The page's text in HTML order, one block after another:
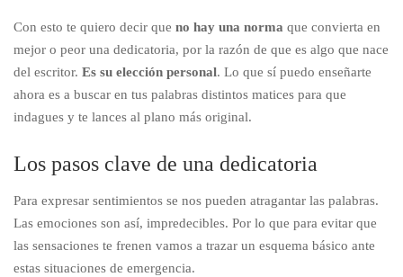
Con esto te quiero decir que no hay una norma que convierta en
mejor o peor una dedicatoria, por la razón de que es algo que nace
del escritor. Es su elección personal. Lo que sí puedo enseñarte
ahora es a buscar en tus palabras distintos matices para que
indagues y te lances al plano más original.
Los pasos clave de una dedicatoria
Para expresar sentimientos se nos pueden atragantar las palabras.
Las emociones son así, impredecibles. Por lo que para evitar que
las sensaciones te frenen vamos a trazar un esquema básico ante
estas situaciones de emergencia.